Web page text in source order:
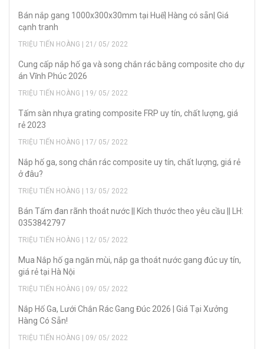
Bán nắp gang 1000x300x30mm tại Huế| Hàng có sẵn| Giá
cạnh tranh
TRIỆU TIẾN HOÀNG | 21/ 05/ 2022
Cung cấp nắp hố ga và song chắn rác bằng composite cho dự
án Vĩnh Phúc 2026
TRIỆU TIẾN HOÀNG | 19/ 05/ 2022
Tấm sàn nhựa grating composite FRP uy tín, chất lượng, giá
rẻ 2023
TRIỆU TIẾN HOÀNG | 17/ 05/ 2022
Nắp hố ga, song chắn rác composite uy tín, chất lượng, giá rẻ
ở đâu?
TRIỆU TIẾN HOÀNG | 13/ 05/ 2022
Bán Tấm đan rãnh thoát nước || Kích thước theo yêu cầu || LH:
0353842797
TRIỆU TIẾN HOÀNG | 12/ 05/ 2022
Mua Nắp hố ga ngăn mùi, nắp ga thoát nước gang đúc uy tín,
giá rẻ tại Hà Nội
TRIỆU TIẾN HOÀNG | 09/ 05/ 2022
Nắp Hố Ga, Lưới Chắn Rác Gang Đúc 2026 | Giá Tại Xưởng
Hàng Có Sẵn!
TRIỆU TIẾN HOÀNG | 09/ 05/ 2022